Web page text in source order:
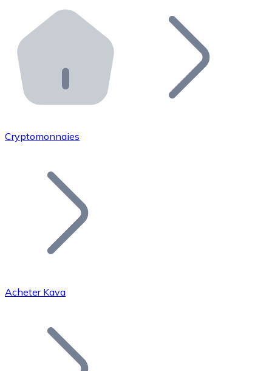
Distributeurs automatiques Bitnovo
Intégrez un ATM Bitnovo dans votre entreprise et
API Bitnovo
Intégrez notre API dans votre écosystème.
Rejoignez notre réseau de distributeurs et
Ajoutez le token de votre projet à notre service
Bitcoin
Cryptomonnaies
Acheter Kava